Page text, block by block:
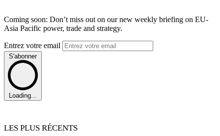
Coming soon: Don’t miss out on our new weekly briefing on EU-
Asia Pacific power, trade and strategy.
Entrez votre email
S'abonner
Loading...
LES PLUS RÉCENTS